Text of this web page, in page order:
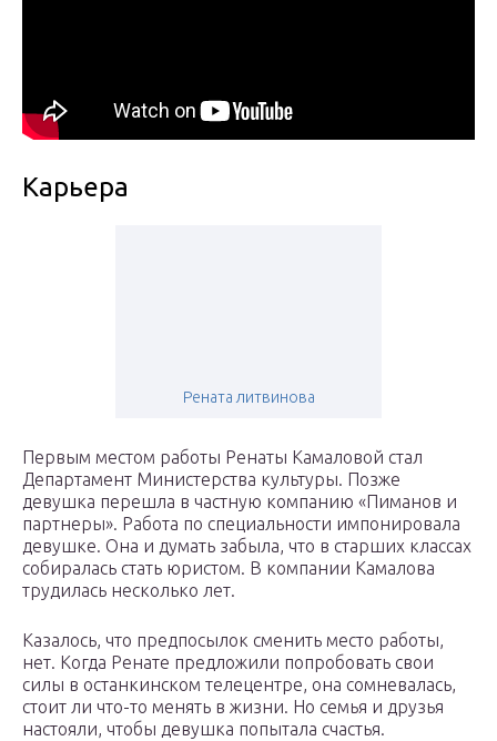
Карьера
Рената литвинова
Первым местом работы Ренаты Камаловой стал
Департамент Министерства культуры. Позже
девушка перешла в частную компанию «Пиманов и
партнеры». Работа по специальности импонировала
девушке. Она и думать забыла, что в старших классах
собиралась стать юристом. В компании Камалова
трудилась несколько лет.
Казалось, что предпосылок сменить место работы,
нет. Когда Ренате предложили попробовать свои
силы в останкинском телецентре, она сомневалась,
стоит ли что-то менять в жизни. Но семья и друзья
настояли, чтобы девушка попытала счастья.